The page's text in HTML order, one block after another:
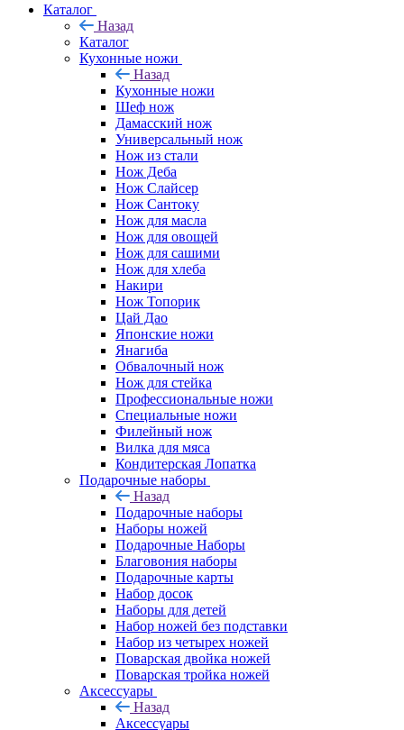
Каталог
Назад
Каталог
Кухонные ножи
Назад
Кухонные ножи
Шеф нож
Дамасский нож
Универсальный нож
Нож из стали
Нож Деба
Нож Слайсер
Нож Сантоку
Нож для масла
Нож для овощей
Нож для сашими
Нож для хлеба
Накири
Нож Топорик
Цай Дао
Японские ножи
Янагиба
Обвалочный нож
Нож для стейка
Профессиональные ножи
Специальные ножи
Филейный нож
Вилка для мяса
Кондитерская Лопатка
Подарочные наборы
Назад
Подарочные наборы
Наборы ножей
Подарочные Наборы
Благовония наборы
Подарочные карты
Набор досок
Наборы для детей
Набор ножей без подставки
Набор из четырех ножей
Поварская двойка ножей
Поварская тройка ножей
Аксессуары
Назад
Аксессуары